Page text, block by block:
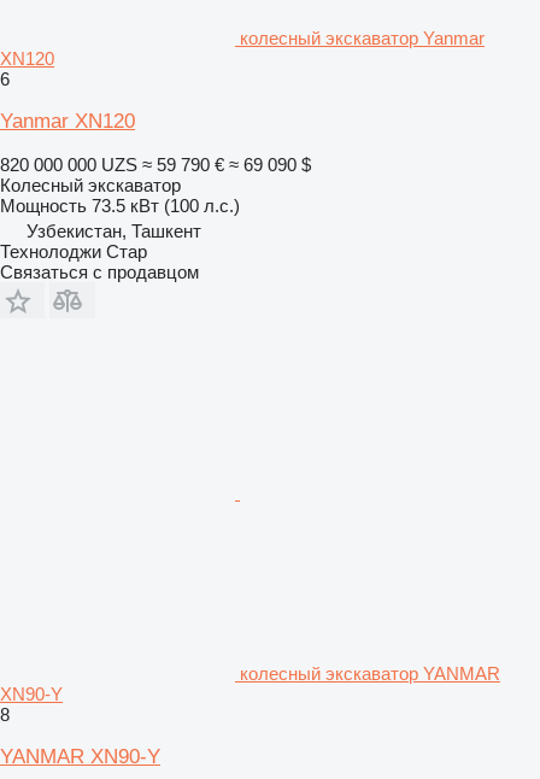
колесный экскаватор Yanmar
XN120
6
Yanmar XN120
820 000 000 UZS ≈ 59 790 € ≈ 69 090 $
Колесный экскаватор
Мощность 73.5 кВт (100 л.с.)
Узбекистан, Ташкент
Технолоджи Стар
Связаться с продавцом
колесный экскаватор YANMAR
XN90-Y
8
YANMAR XN90-Y